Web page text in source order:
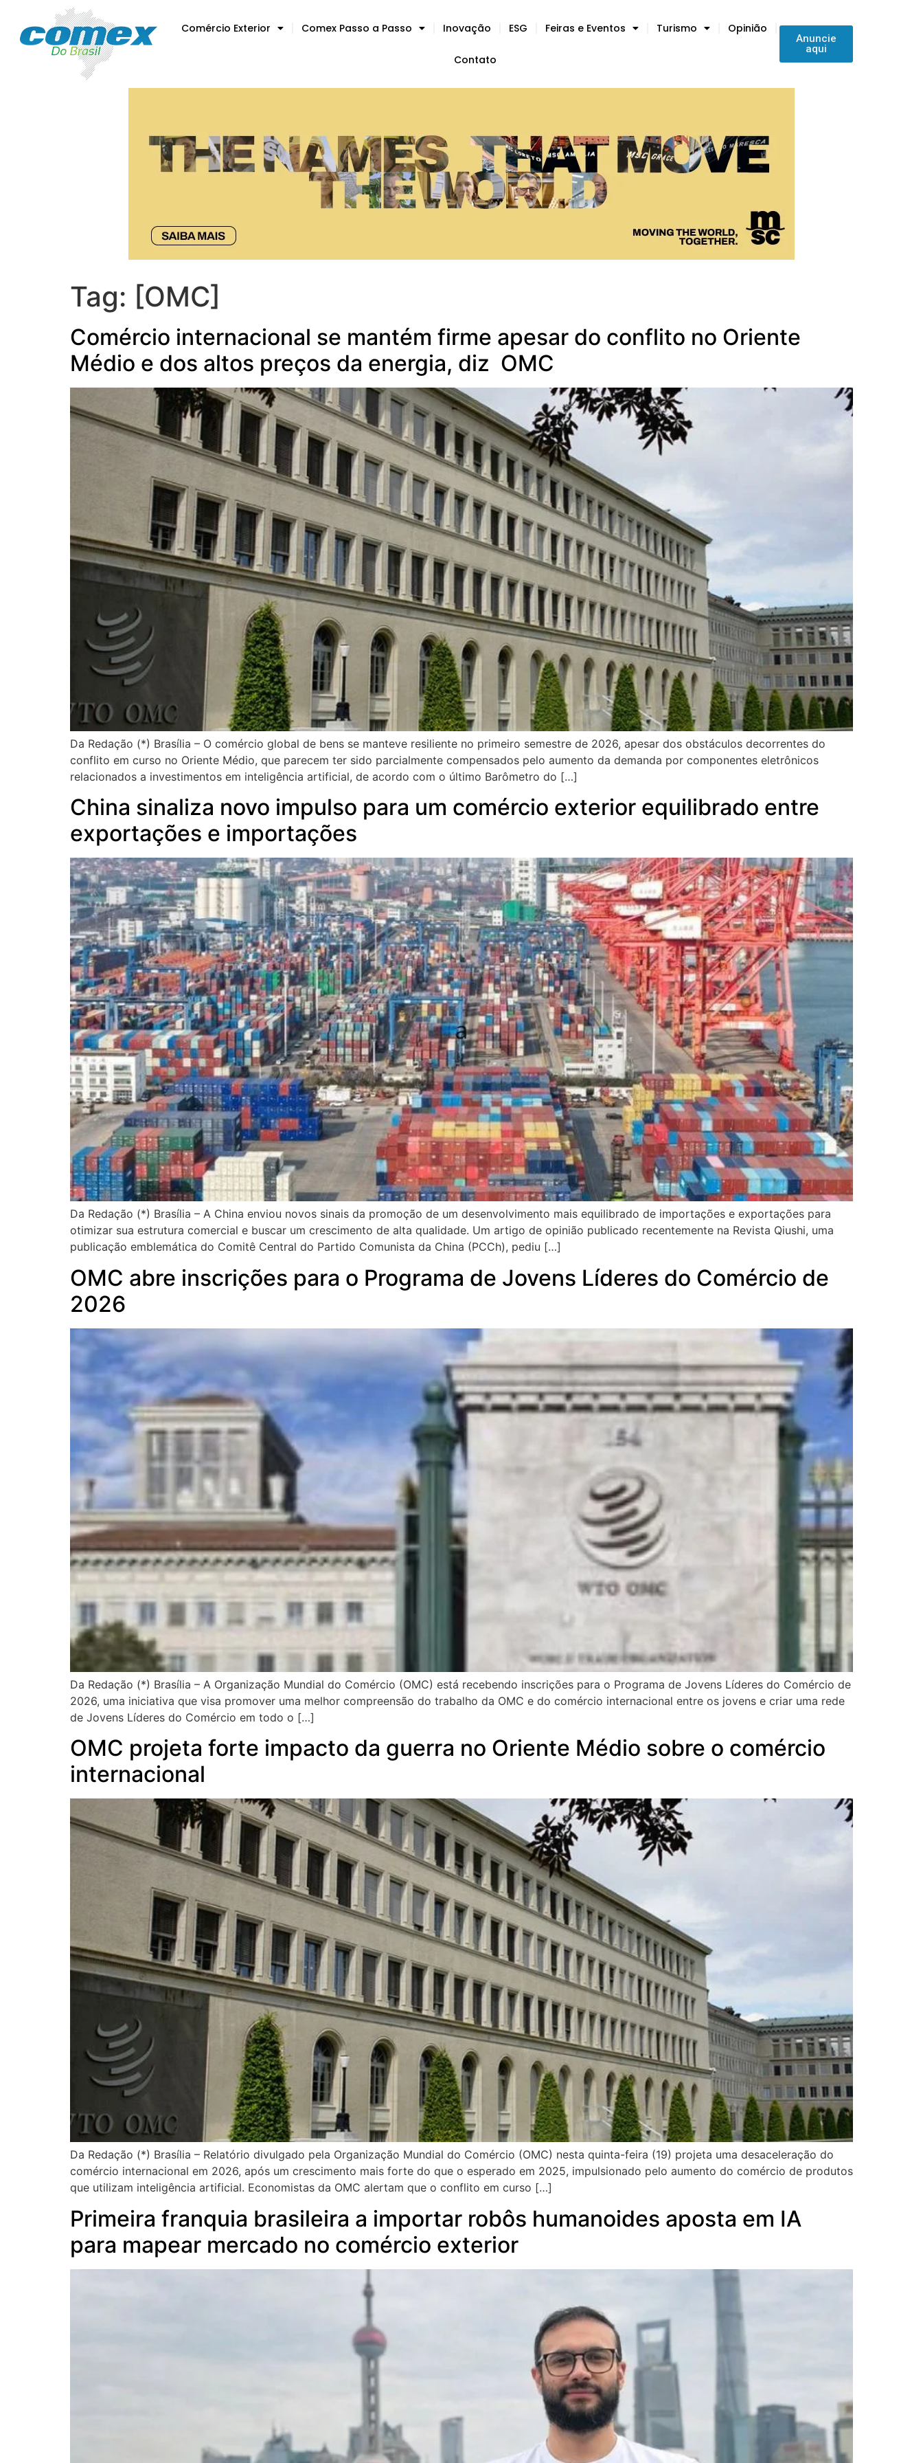
Comércio Exterior Comex Passo a Passo Inovação ESG Feiras e Eventos Turismo Opinião
Contato
Anuncie
aqui
Tag: [OMC]
Comércio internacional se mantém firme apesar do conflito no Oriente
Médio e dos altos preços da energia, diz OMC
Da Redação (*) Brasília – O comércio global de bens se manteve resiliente no primeiro semestre de 2026, apesar dos obstáculos decorrentes do
conflito em curso no Oriente Médio, que parecem ter sido parcialmente compensados ​​pelo aumento da demanda por componentes eletrônicos
relacionados a investimentos em inteligência artificial, de acordo com o último Barômetro do […]
China sinaliza novo impulso para um comércio exterior equilibrado entre
exportações e importações
Da Redação (*) Brasília – A China enviou novos sinais da promoção de um desenvolvimento mais equilibrado de importações e exportações para
otimizar sua estrutura comercial e buscar um crescimento de alta qualidade. Um artigo de opinião publicado recentemente na Revista Qiushi, uma
publicação emblemática do Comitê Central do Partido Comunista da China (PCCh), pediu […]
OMC abre inscrições para o Programa de Jovens Líderes do Comércio de
2026
Da Redação (*) Brasília – A Organização Mundial do Comércio (OMC) está recebendo inscrições para o Programa de Jovens Líderes do Comércio de
2026, uma iniciativa que visa promover uma melhor compreensão do trabalho da OMC e do comércio internacional entre os jovens e criar uma rede
de Jovens Líderes do Comércio em todo o […]
OMC projeta forte impacto da guerra no Oriente Médio sobre o comércio
internacional
Da Redação (*) Brasília – Relatório divulgado pela Organização Mundial do Comércio (OMC) nesta quinta-feira (19) projeta uma desaceleração do
comércio internacional em 2026, após um crescimento mais forte do que o esperado em 2025, impulsionado pelo aumento do comércio de produtos
que utilizam inteligência artificial. Economistas da OMC alertam que o conflito em curso […]
Primeira franquia brasileira a importar robôs humanoides aposta em IA
para mapear mercado no comércio exterior